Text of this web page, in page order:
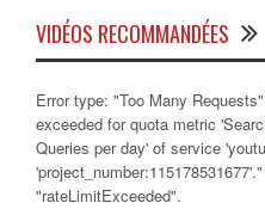
VIDÉOS RECOMMANDÉES
Error type: "Too Many
exceeded for quota metric
Queries per day' of service
"rateLimitExceeded".